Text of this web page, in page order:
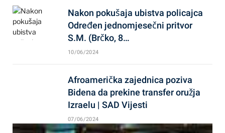
Nakon pokušaja ubistva policajca
Određen jednomjesečni pritvor
S.M. (Brčko, 8…
10/06/2024
Afroamerička zajednica poziva
Bidena da prekine transfer oružja
Izraelu | SAD Vijesti
07/06/2024